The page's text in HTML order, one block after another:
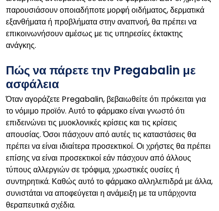
παρουσιάσουν οποιαδήποτε μορφή οιδήματος, δερματικά
εξανθήματα ή προβλήματα στην αναπνοή, θα πρέπει να
επικοινωνήσουν αμέσως με τις υπηρεσίες έκτακτης
ανάγκης.
Πώς να πάρετε την Pregabalin με
ασφάλεια
Όταν αγοράζετε Pregabalin, βεβαιωθείτε ότι πρόκειται για
το νόμιμο προϊόν. Αυτό το φάρμακο είναι γνωστό ότι
επιδεινώνει τις μυοκλονικές κρίσεις και τις κρίσεις
απουσίας. Όσοι πάσχουν από αυτές τις καταστάσεις θα
πρέπει να είναι ιδιαίτερα προσεκτικοί. Οι χρήστες θα πρέπει
επίσης να είναι προσεκτικοί εάν πάσχουν από άλλους
τύπους αλλεργιών σε τρόφιμα, χρωστικές ουσίες ή
συντηρητικά. Καθώς αυτό το φάρμακο αλληλεπιδρά με άλλα,
συνιστάται να αποφεύγεται η ανάμειξη με τα υπάρχοντα
θεραπευτικά σχέδια.